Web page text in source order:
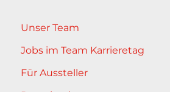
Unser Team
Jobs im Team Karrieretag
Für Aussteller